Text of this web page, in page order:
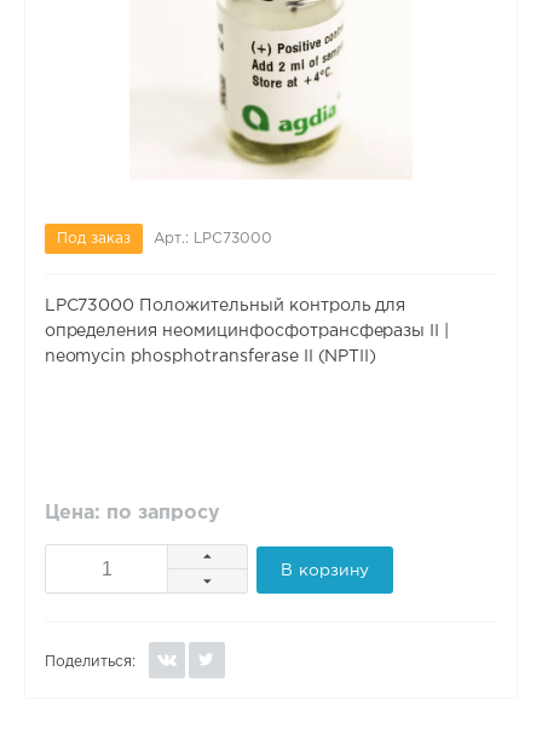
Под заказ Арт.: LPC73000
LPC73000 Положительный контроль для
определения неомицинфосфотрансферазы II |
neomycin phosphotransferase II (NPTII)
Цена: по запросу
В корзину
Поделиться: